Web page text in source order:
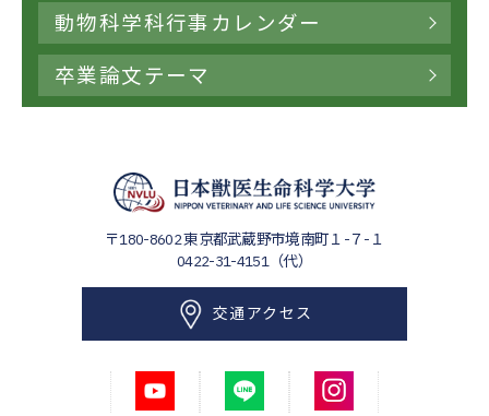
動物科学科行事カレンダー
卒業論文テーマ
〒180-8602東京都武蔵野市境南町１-７-１
0422-31-4151（代）
交通アクセス